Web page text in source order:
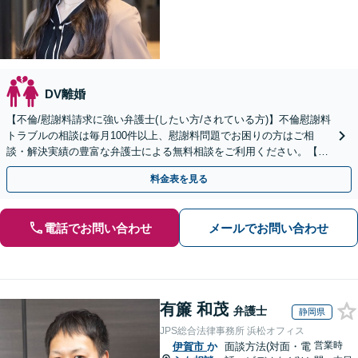
DV離婚
【不倫/慰謝料請求に強い弁護士(したい方/されている方)】不倫慰謝料
トラブルの相談は毎月100件以上、慰謝料問題でお困りの方はご相
談・解決実績の豊富な弁護士による無料相談をご利用ください。【不
倫相談は初回0円】【全国対応】
料金表を見る
電話でお問い合わせ メールでお問い合わせ
有簾 和茂 弁護士 静岡県
JPS総合法律事務所 浜松オフィス
伊賀市 か 面談方法(対面・電 営業時